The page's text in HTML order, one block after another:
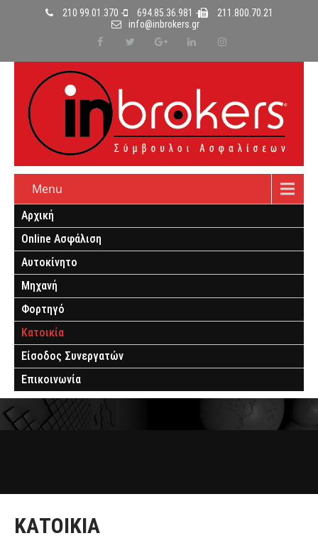
210 99.01.370 - 694.85.36.981 -
211.800.70.21
info@inbrokers.gr
Menu
Αρχική
Online Ασφάλιση
Αυτοκίνητο
Μηχανή
Φορτηγό
Κατοικία
Είσοδος Συνεργατών
Επικοινωνία
ΚΑΤΟΙΚΊΑ